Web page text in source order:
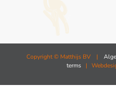
Copyright © Matthijs BV |
terms|